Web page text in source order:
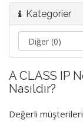
Kategorier
A CLASS IP
Nasıldır?
Değerli